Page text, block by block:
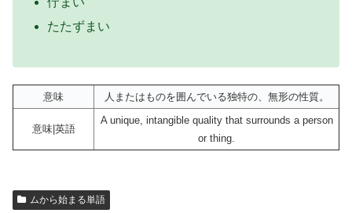
たたずまい
意味 人またはものを囲んでいる独特の、無形の性質。
意味|英語
A unique, intangible quality that surrounds a person
or thing.
ムから始まる単語